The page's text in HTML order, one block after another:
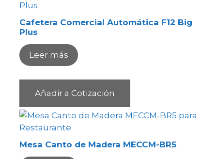
Cafetera Comercial Automática F12 Big
Plus
Leer más
Añadir a Cotización
Mesa Canto de Madera MECCM-BR5